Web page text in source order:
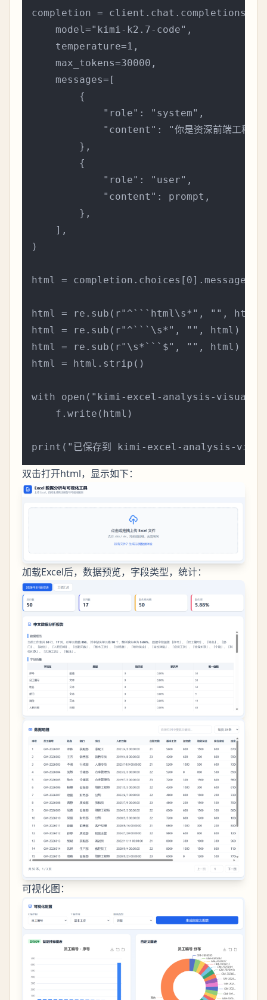
completion =
model="kimi-k2.7-code",
temperature=1,
max_tokens=30000,
messages=[
{
"role": "system",
"content": "你是资深前端工程师。严格遵守
},
{
"role": "user",
"content": prompt,
},
],
)
html =
html = re.sub(r"^```html\s*", "", html)
html = re.sub(r"^```\s*", "", html)
html = re.sub(r"\s*```$", "", html)
html = html.strip()
with open("kimi-excel-analysis-
f.write(html)
双击打开html，显示如下：
加载Excel后，数据预览，字段类型，统计：
可视化图：